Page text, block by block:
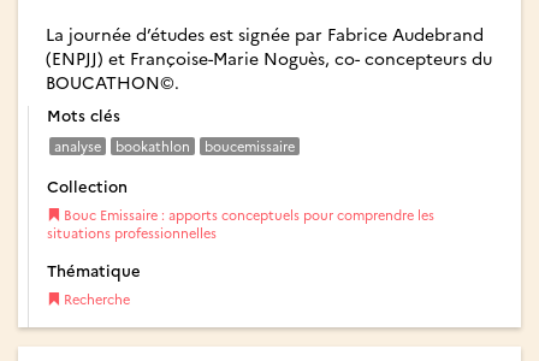
La journée d’études est signée par Fabrice Audebrand
(ENPJJ) et Françoise-Marie Noguès, co- concepteurs du
BOUCATHON©.
Mots clés
analyse bookathlon boucemissaire
Collection
Bouc Emissaire : apports conceptuels pour comprendre les
situations professionnelles
Thématique
Recherche